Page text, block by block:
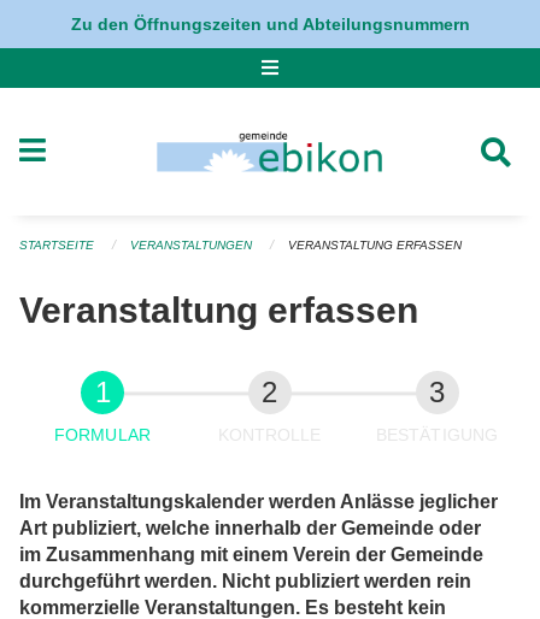
Navigation überspringen
Zu den Öffnungszeiten und Abteilungsnummern
STARTSEITE VERANSTALTUNGEN VERANSTALTUNG ERFASSEN
Veranstaltung erfassen
FORMULAR KONTROLLE BESTÄTIGUNG
Im Veranstaltungskalender werden Anlässe jeglicher
Art publiziert, welche innerhalb der Gemeinde oder
im Zusammenhang mit einem Verein der Gemeinde
durchgeführt werden. Nicht publiziert werden rein
kommerzielle Veranstaltungen. Es besteht kein